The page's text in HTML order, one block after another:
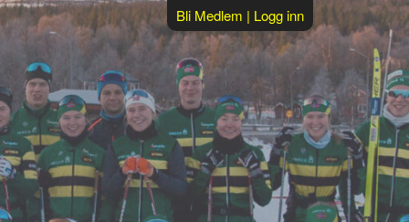
Bli Medlem | Logg inn